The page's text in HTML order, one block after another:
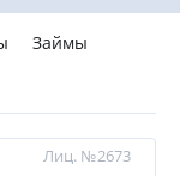
Займы
Лиц. №2673